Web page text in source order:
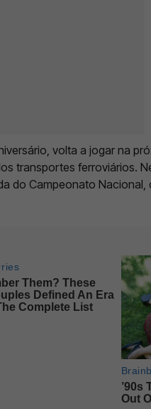
volta a jogar na
transportes ferroviários.
do Campeonato Nacional,